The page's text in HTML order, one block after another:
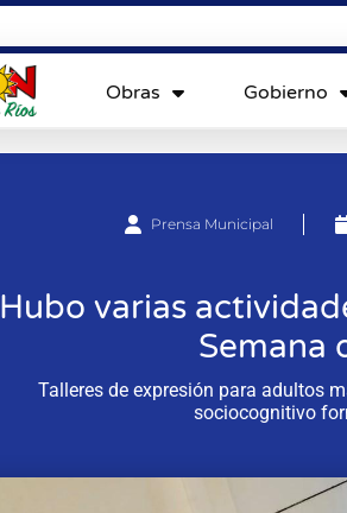
Obras Gobierno
Prensa Municipal
Hubo varias
Semana
Talleres de expresión para adultos
sociocognitivo